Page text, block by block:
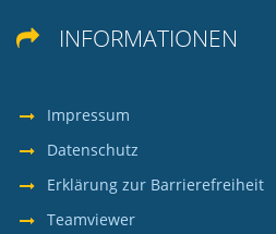
 INFORMATIONEN
Impressum
Datenschutz
Erklärung zur Barrierefreiheit
Teamviewer